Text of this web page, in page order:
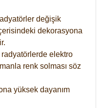
değişik
dekorasyona
elektro
renk solması söz
yüksek dayanım